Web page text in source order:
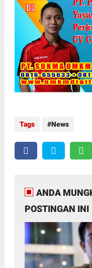
Tags News
ANDA
POSTINGAN INI